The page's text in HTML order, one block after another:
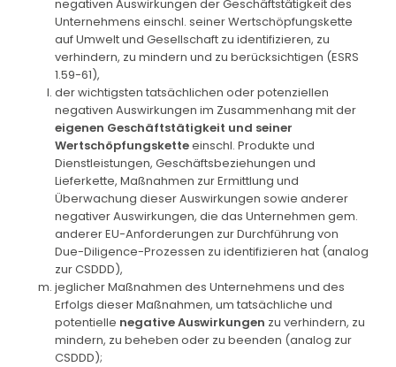
negativen Auswirkungen der Geschäftstätigkeit des
Unternehmens einschl. seiner Wertschöpfungskette
auf Umwelt und Gesellschaft zu identifizieren, zu
verhindern, zu mindern und zu berücksichtigen (ESRS
1.59-61),
der wichtigsten tatsächlichen oder potenziellen
negativen Auswirkungen im Zusammenhang mit der
eigenen Geschäftstätigkeit und seiner
Wertschöpfungsketteeinschl. Produkte und
Dienstleistungen, Geschäftsbeziehungen und
Lieferkette, Maßnahmen zur Ermittlung und
Überwachung dieser Auswirkungen sowie anderer
negativer Auswirkungen, die das Unternehmen gem.
anderer EU-Anforderungen zur Durchführung von
Due-Diligence-Prozessen zu identifizieren hat (analog
zur CSDDD),
jeglicher Maßnahmen des Unternehmens und des
Erfolgs dieser Maßnahmen, um tatsächliche und
potentielle negative Auswirkungen zu verhindern, zu
mindern, zu beheben oder zu beenden (analog zur
CSDDD);